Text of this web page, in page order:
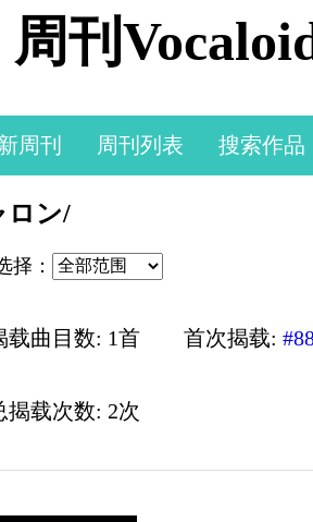
周刊
周刊 周刊列表 搜索作品
ロン/
择：
载曲目数: 1首 首次揭载:
揭载次数: 2次